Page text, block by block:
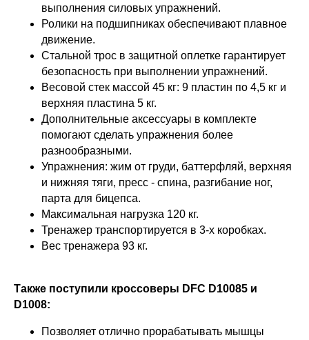
выполнения силовых упражнений.
Ролики на подшипниках обеспечивают плавное
движение.
Стальной трос в защитной оплетке гарантирует
безопасность при выполнении упражнений.
Весовой стек массой 45 кг: 9 пластин по 4,5 кг и
верхняя пластина 5 кг.
Дополнительные аксессуары в комплекте
помогают сделать упражнения более
разнообразными.
Упражнения: жим от груди, баттерфляй, верхняя
и нижняя тяги, пресс - спина, разгибание ног,
парта для бицепса.
Максимальная нагрузка 120 кг.
Тренажер транспортируется в 3-х коробках.
Вес тренажера 93 кг.
Также поступили кроссоверы DFC D10085 и
D1008:
Позволяет отлично прорабатывать мышцы